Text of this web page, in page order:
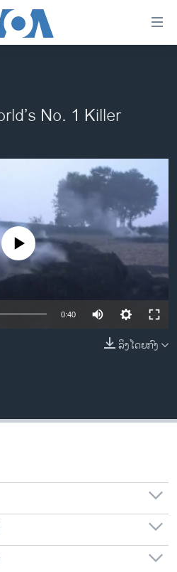
ະລັດ 2024
No. 1 Killer
currently available
0:40
ລິງໂດຍກົງ